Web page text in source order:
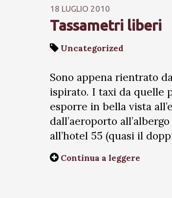
18 LUGLIO 2010
Tassametri liberi
Uncategorized
Sono appena rientrato
ispirato. I taxi da quelle
esporre in bella vista
dall’aeroporto
all’hotel 55 (quasi il
Continua a leggere